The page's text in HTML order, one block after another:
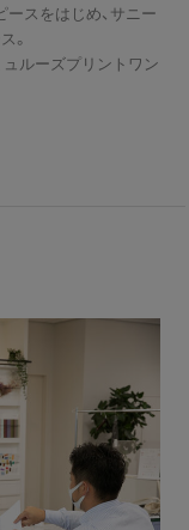
スをはじめ、サニー
。
ルーズプリントワン